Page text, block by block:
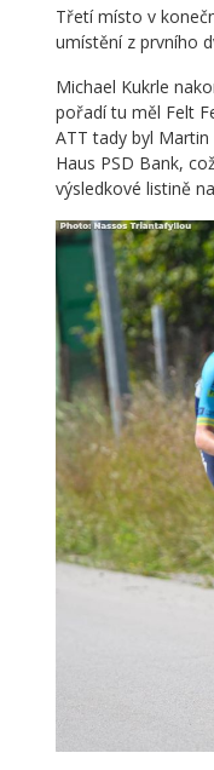
Třetí místo v
umístění z prvního
Michael Kukrle
pořadí tu měl Felt
ATT tady byl
Haus PSD Bank,
výsledkové listině